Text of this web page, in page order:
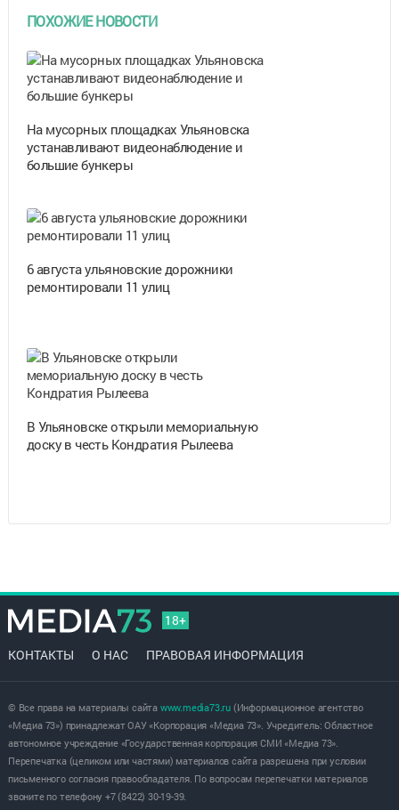
ПОХОЖИЕ НОВОСТИ
На мусорных площадках Ульяновска
устанавливают видеонаблюдение и
большие бункеры
6 августа ульяновские дорожники
ремонтировали 11 улиц
В Ульяновске открыли мемориальную
доску в честь Кондратия Рылеева
18+
КОНТАКТЫ О НАС ПРАВОВАЯ ИНФОРМАЦИЯ
© Все права на материалы сайта www.media73.ru(Информационное агентство
«Медиа 73») принадлежат ОАУ «Корпорация «Медиа 73». Учредитель: Областное
автономное учреждение «Государственная корпорация СМИ «Медиа 73».
Перепечатка (целиком или частями) материалов сайта разрешена при условии
письменного согласия правообладателя. По вопросам перепечатки материалов
звоните по телефону +7 (8422) 30-19-39.